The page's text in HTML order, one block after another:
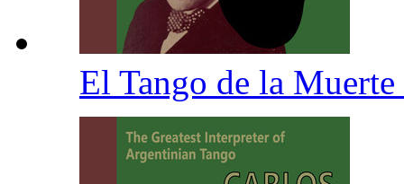
El Tango de la Muerte